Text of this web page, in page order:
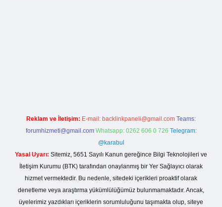
Reklam ve İletişim: E-mail: backlinkpaneli@gmail.com Teams:
forumhizmeti@gmail.com Whatsapp: 0262 606 0 726 Telegram:
@karabul
Yasal Uyarı: Sitemiz, 5651 Sayılı Kanun gereğince Bilgi Teknolojileri ve
İletişim Kurumu (BTK) tarafından onaylanmış bir Yer Sağlayıcı olarak
hizmet vermektedir. Bu nedenle, sitedeki içerikleri proaktif olarak
denetleme veya araştırma yükümlülüğümüz bulunmamaktadır. Ancak,
üyelerimiz yazdıkları içeriklerin sorumluluğunu taşımakta olup, siteye